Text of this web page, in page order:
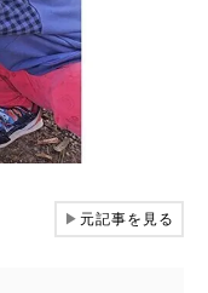
▶元記事を見る